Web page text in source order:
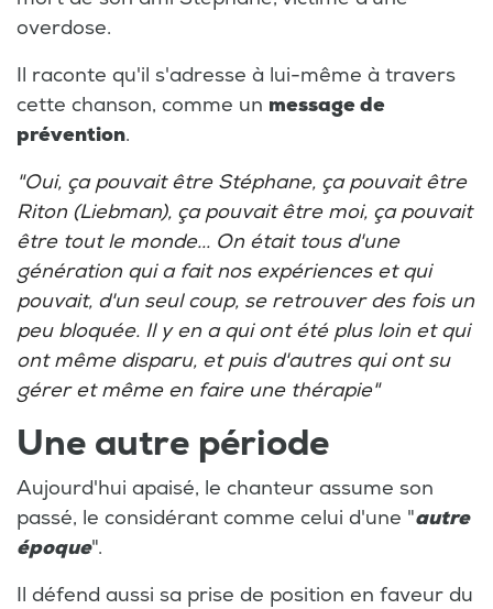
overdose.
Il raconte qu'il s'adresse à lui-même à travers
cette chanson, comme un message de
prévention.
"Oui, ça pouvait être Stéphane, ça pouvait être
Riton (Liebman), ça pouvait être moi, ça pouvait
être tout le monde... On était tous d'une
génération qui a fait nos expériences et qui
pouvait, d'un seul coup, se retrouver des fois un
peu bloquée. Il y en a qui ont été plus loin et qui
ont même disparu, et puis d'autres qui ont su
gérer et même en faire une thérapie"
Une autre période
Aujourd'hui apaisé, le chanteur assume son
passé, le considérant comme celui d'une "autre
époque".
Il défend aussi sa prise de position en faveur du